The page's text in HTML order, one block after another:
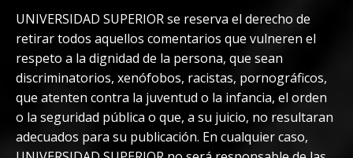
UNIVERSIDAD SUPERIOR se reserva el derecho de
retirar todos aquellos comentarios que vulneren el
respeto a la dignidad de la persona, que sean
discriminatorios, xenófobos, racistas, pornográficos,
que atenten contra la juventud o la infancia, el orden
o la seguridad pública o que, a su juicio, no resultaran
adecuados para su publicación. En cualquier caso,